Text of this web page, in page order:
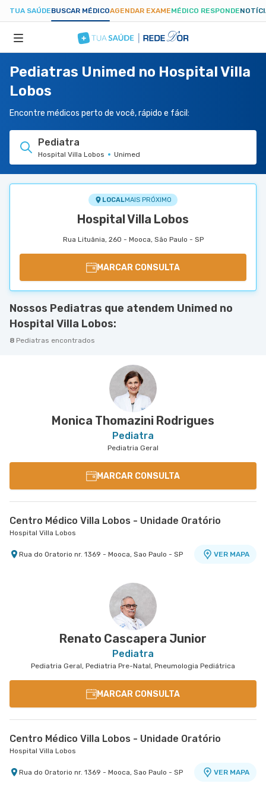
TUA SAÚDEBUSCAR MÉDICOAGENDAR EXAMEMÉDICO RESPONDE
ESPECIALIDADES
HOSPITAIS
TUASAUDE.COM
Pediatras Unimed no Hospital Villa
Lobos
Encontre médicos perto de você, rápido e fácil:
Pediatra
Hospital Villa Lobos Unimed
LOCALMAIS PRÓXIMO
Hospital Villa Lobos
Rua Lituânia, 260 - Mooca, São Paulo - SP
MARCAR CONSULTA
Nossos Pediatras que atendem Unimed no
Hospital Villa Lobos:
8 Pediatras encontrados
Monica Thomazini Rodrigues
Pediatra
Pediatria Geral
MARCAR CONSULTA
Centro Médico Villa Lobos - Unidade Oratório
Hospital Villa Lobos
Rua do Oratorio nr. 1369 - Mooca, Sao Paulo - SP VER MAPA
Renato Cascapera Junior
Pediatra
Pediatria Geral, Pediatria Pre-Natal, Pneumologia Pediátrica
MARCAR CONSULTA
Centro Médico Villa Lobos - Unidade Oratório
Hospital Villa Lobos
Rua do Oratorio nr. 1369 - Mooca, Sao Paulo - SP VER MAPA